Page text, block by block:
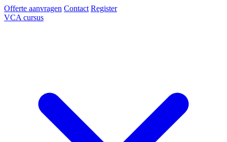
Offerte aanvragen Contact Register
VCA cursus